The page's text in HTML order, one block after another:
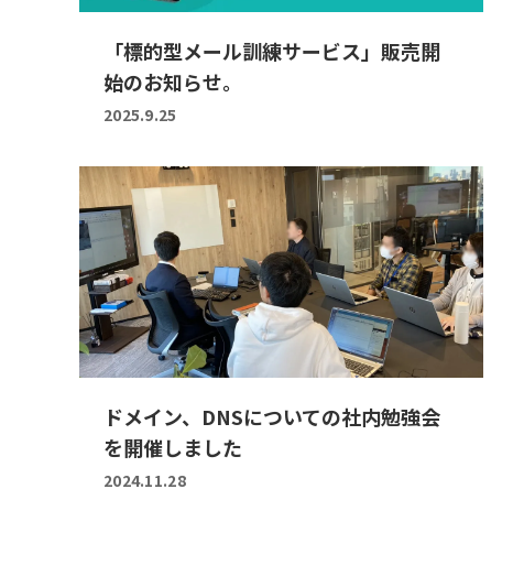
「標的型メール訓練サービス」販売開
始のお知らせ。
2025.9.25
ドメイン、DNSについての社内勉強会
を開催しました
2024.11.28